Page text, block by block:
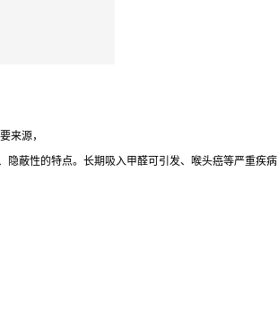
来源，
蔽性的特点。长期吸入甲醛可引发、喉头癌等严重疾病.